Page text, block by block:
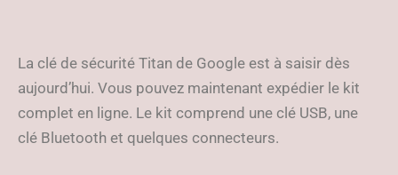
La clé de sécurité Titan de Google est à saisir dès
aujourd’hui. Vous pouvez maintenant expédier le kit
complet en ligne. Le kit comprend une clé USB, une
clé Bluetooth et quelques connecteurs.